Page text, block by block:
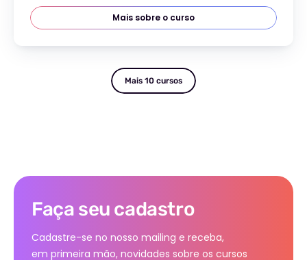
Mais sobre o curso
Mais 10 cursos
Faça seu cadastro
Cadastre-se no nosso mailing e receba,
em primeira mão, novidades sobre os cursos